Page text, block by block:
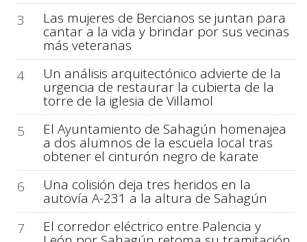
3
Las mujeres de Bercianos se juntan para
cantar a la vida y brindar por sus vecinas
más veteranas
4
Un análisis arquitectónico advierte de la
urgencia de restaurar la cubierta de la
torre de la iglesia de Villamol
5
El Ayuntamiento de Sahagún homenajea
a dos alumnos de la escuela local tras
obtener el cinturón negro de karate
6
Una colisión deja tres heridos en la
autovía A-231 a la altura de Sahagún
7
El corredor eléctrico entre Palencia y